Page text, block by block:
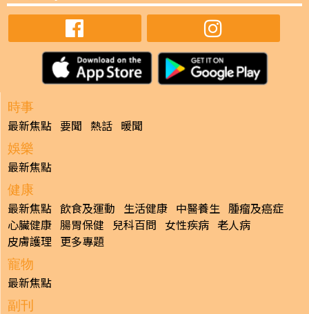
時事
最新焦點 要聞 熱話 暖聞
娛樂
最新焦點
健康
最新焦點 飲食及運動 生活健康 中醫養生 腫瘤及癌症
心臟健康 腸胃保健 兒科百問 女性疾病 老人病
皮膚護理 更多專題
寵物
最新焦點
副刊